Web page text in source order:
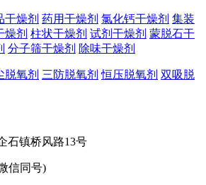
干燥剂 药用干燥剂 氯化钙干燥剂 集装
燥剂 柱状干燥剂 试剂干燥剂 蒙脱石干
分子筛干燥剂 除味干燥剂
脱氧剂 三防脱氧剂 恒压脱氧剂 双吸脱
石镇桥风路13号
信同号)